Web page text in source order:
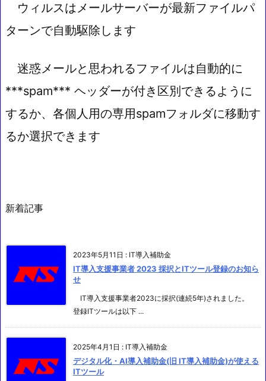
ウィルスはメールサーバーが最新ファイルパ
ターンで自動駆除します
迷惑メールと思われるファイルは自動的に
***spam*** ヘッダーが付き区別できるように
するか、各個人用の専用spamフォルダに移動す
るか選択できます
新着記事
2023年5月11日 : IT導入補助金
IT導入支援事業者 2023 採択とITツール登録のお知ら
せ
IT導入支援事業者2023に採択(連続5年)されました。
登録ITツールは以下 ...
2025年4月1日 : IT導入補助金
デジタル化・AI導入補助金(旧 IT導入補助金)が使える
ITツール